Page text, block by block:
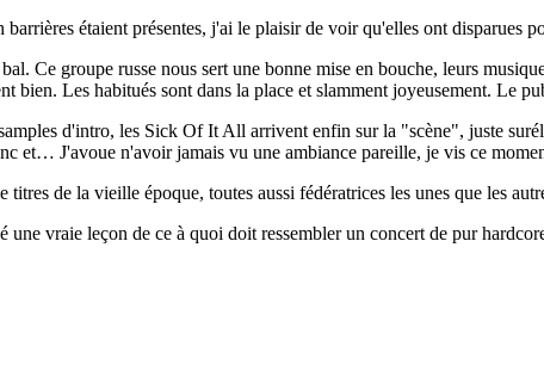
étaient présentes, j'ai le plaisir de voir qu'elles ont disparues
Ce groupe russe nous sert une bonne mise en bouche, leurs
bien. Les habitués sont dans la place et slamment joyeusement. Le
d'intro, les Sick Of It All arrivent enfin sur la "scène", juste
et… J'avoue n'avoir jamais vu une ambiance pareille, je vis ce
de la vieille époque, toutes aussi fédératrices les unes que les
vraie leçon de ce à quoi doit ressembler un concert de pur